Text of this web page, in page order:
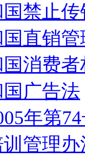
禁止
直销
消费
广告法
年第
管理办